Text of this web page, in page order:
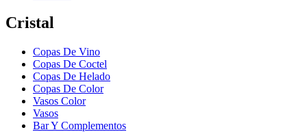
Cristal
Copas De Vino
Copas De Coctel
Copas De Helado
Copas De Color
Vasos Color
Vasos
Bar Y Complementos